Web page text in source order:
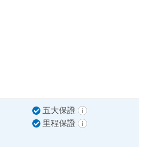
五大保證
里程保證